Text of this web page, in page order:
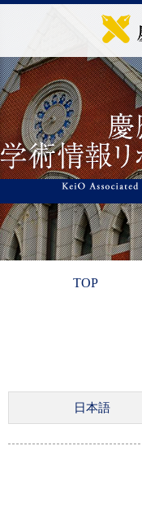
TOP